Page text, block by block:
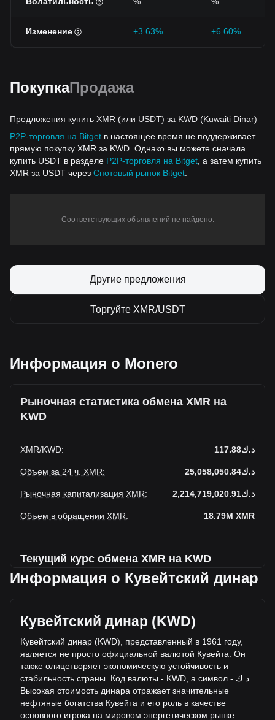
Изменение +3.63% +6.60%
ПокупкаПродажа
Предложения купить XMR (или USDT) за KWD (Kuwaiti Dinar)
P2P-торговля на Bitget в настоящее время не поддерживает
прямую покупку XMR за KWD. Однако вы можете сначала
купить USDT в разделе P2P-торговля на Bitget , а затем купить
XMR за USDT через Спотовый рынок Bitget
Соответствующих объявлений не найдено.
Другие предложения
Торгуйте XMR/USDT
Информация о Monero
Рыночная статистика обмена XMR на
KWD
XMR/KWD: د.ك117.88
Объем за 24 ч. XMR: د.ك25,058,050.84
Рыночная капитализация XMR: د.ك2,214,719,020.91
Объем в обращении XMR: 18.79M XMR
Текущий курс обмена XMR на KWD
Monero до Кувейтский динар увеличивается на этой
Текущая рыночная цена Monero составляет د.ك117.88 за
XMR, а общая рыночная капитализация составляет
18,788,596XMR на основе оборотного предложения
Monero د.ك2,214,719,020.91 KWD. Объем торгов упал на
Monero% (د.ك895,046.02 KWD) за последние 24 часа, а
объем торгов +3.70 составил د.ك24,163,004.82 было
продано за тот же период.
Информация о Кувейтский динар
Кувейтский динар (KWD)
Кувейтский динар (KWD), представленный в 1961 году,
является не просто официальной валютой Кувейта. Он
также олицетворяет экономическую устойчивость и
стабильность страны. Код валюты - KWD, а символ -
د ك
Высокая стоимость динара отражает значительные
нефтяные богатства Кувейта и его роль в качестве
основного игрока на мировом энергетическом рынке.